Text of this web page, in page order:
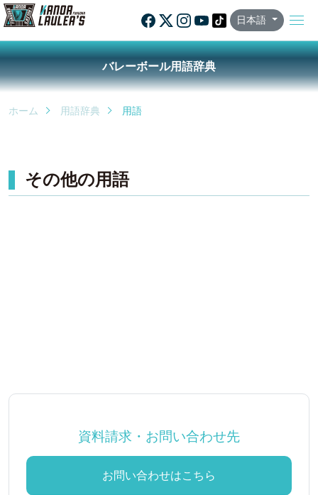
日本語
バレーボール用語辞典
ホーム 用語辞典 用語
その他の用語
資料請求・お問い合わせ先
お問い合わせはこちら